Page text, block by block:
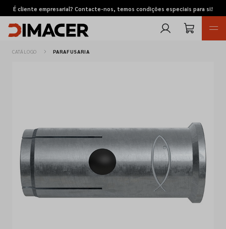
É cliente empresarial? Contacte-nos, temos condições especiais para si!
Retomas
Pedidos de cotação
Marcas
CATÁLOGO PARAFUSARIA